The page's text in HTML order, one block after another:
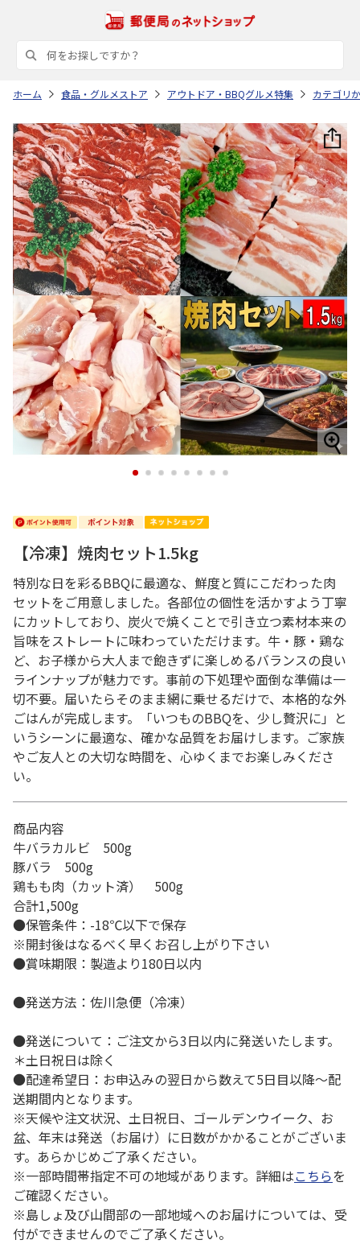
ホーム 食品・グルメストア アウトドア・BBQグルメ特集 カテゴリ
1 2 3 4 5 6 7 8
【冷凍】焼肉セット1.5kg
特別な日を彩るBBQに最適な、鮮度と質にこだわった肉
セットをご用意しました。各部位の個性を活かすよう丁寧
にカットしており、炭火で焼くことで引き立つ素材本来の
旨味をストレートに味わっていただけます。牛・豚・鶏な
ど、お子様から大人まで飽きずに楽しめるバランスの良い
ラインナップが魅力です。事前の下処理や面倒な準備は一
切不要。届いたらそのまま網に乗せるだけで、本格的な外
ごはんが完成します。「いつものBBQを、少し贅沢に」と
いうシーンに最適な、確かな品質をお届けします。ご家族
やご友人との大切な時間を、心ゆくまでお楽しみくださ
い。
商品内容
牛バラカルビ 500g
豚バラ 500g
鶏もも肉（カット済） 500g
合計1,500g
●保管条件：-18℃以下で保存
※開封後はなるべく早くお召し上がり下さい
●賞味期限：製造より180日以内
●発送方法：佐川急便（冷凍）
●発送について：ご注文から3日以内に発送いたします。
＊土日祝日は除く
●配達希望日：お申込みの翌日から数えて5日目以降～配
送期間内となります。
※天候や注文状況、土日祝日、ゴールデンウイーク、お
盆、年末は発送（お届け）に日数がかかることがございま
す。あらかじめご了承ください。
※一部時間帯指定不可の地域があります。詳細はこちらを
ご確認ください。
※島しょ及び山間部の一部地域へのお届けについては、受
付ができませんのでご了承ください。